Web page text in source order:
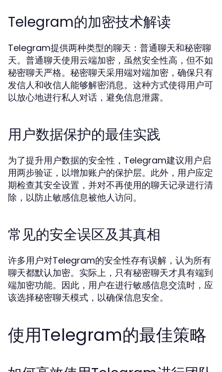
Telegram的加密技术解读
Telegram提供两种类型的聊天：普通聊天和秘密聊
天。普通聊天使用云端加密，虽然安全性高，但不如
秘密聊天严格。秘密聊天采用端对端加密，确保只有
发信人和收信人能够解密消息。这种方式使得用户可
以放心地进行私人对话，避免信息泄露。
用户数据保护的最佳实践
为了提升用户数据的安全性，Telegram建议用户启
用两步验证，以增加账户的保护层。此外，用户应定
期检查其安全设置，并对不再使用的聊天记录进行清
除，以防止敏感信息被他人访问。
常见的安全误区及其真相
许多用户对Telegram的安全性存有误解，认为所有
聊天都默认加密。实际上，只有秘密聊天才具有端到
端加密功能。因此，用户在进行敏感信息交流时，应
该选择秘密聊天模式，以确保信息安全。
使用Telegram的最佳策略